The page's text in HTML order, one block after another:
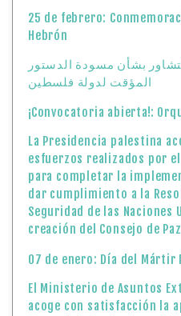
25 de febrero:
Hebrón
بشأن مسودة الدستور
المؤقت لدولة فلسطين
¡Convocatoria abierta!:
La Presidencia palestina
esfuerzos realizados por
para completar la
dar cumplimiento a la
Seguridad de las Naciones
creación del Consejo de
07 de enero: Día del Mártir
El Ministerio de Asuntos
acoge con satisfacción la